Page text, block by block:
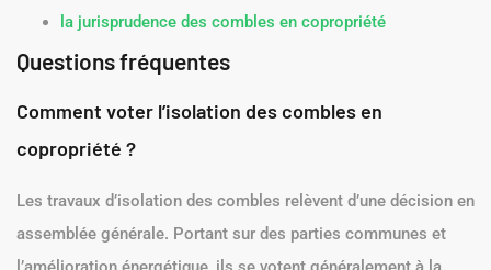
la jurisprudence des combles en copropriété
Questions fréquentes
Comment voter l’isolation des combles en
copropriété ?
Les travaux d’isolation des combles relèvent d’une décision en
assemblée générale. Portant sur des parties communes et